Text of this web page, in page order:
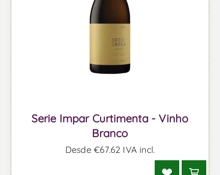
Serie Impar Curtimenta - Vinho
Branco
Desde €67,62 IVA incl.